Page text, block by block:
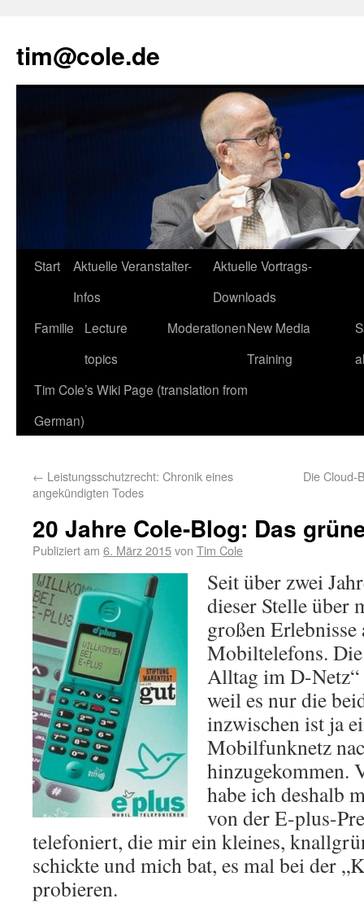
tim@cole.de
Start
Aktuelle Veranstalter-
Infos
Aktuelle Vortrags-
Downloads
Familie
Lecture
topics
ModerationenNew Media
Training
Tim Cole’s Wiki Page (translation from
German)
← Leistungsschutzrecht: Chronik eines
angekündigten Todes
Die Cloud-
20 Jahre Cole-Blog: Das
Publiziert am 6. März 2015von Tim Cole
Seit über zwei
dieser Stelle über
großen Erlebnisse
Mobiltelefons.
Alltag im D-Netz“
weil es nur die
inzwischen ist ja
Mobilfunknetz
hinzugekommen.
habe ich deshalb
von der E-plus-
telefoniert, die mir ein kleines,
schickte und mich bat, es mal bei der
probieren.